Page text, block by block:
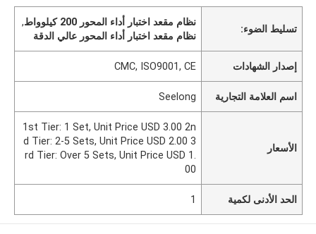
تسليط الضوء:
نظام مقعد اختبار أداء المحور 200 كيلوواط
,
نظام مقعد اختبار أداء المحور عالي الدقة
إصدار الشهادات CMC, ISO9001, CE
اسم العلامة التجارية Seelong
الأسعار
1st Tier: 1 Set, Unit Price USD 3.00 2n
d Tier: 2-5 Sets, Unit Price USD 2.00 3
rd Tier: Over 5 Sets, Unit Price USD 1.
00
الحد الأدنى لكمية 1